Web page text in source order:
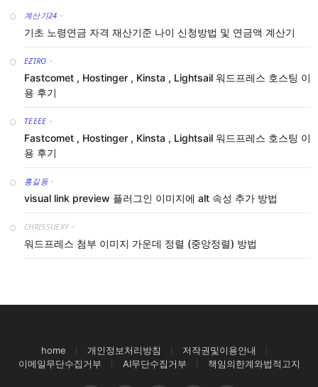
계산기24 -
기초 노령연금 자격 재산기준 나이 신청방법 및 연금액 계산기
EZIRO -
Fastcomet , Hostinger , Kinsta , Lightsail 워드프레스 호스팅 이
용 후기
TEEEE -
Fastcomet , Hostinger , Kinsta , Lightsail 워드프레스 호스팅 이
용 후기
홍길동 -
visual link preview 플러그인 이미지에 alt 속성 추가 방법
CHRISSUEXY -
워드프레스 첨부 이미지 가운데 정렬 (중앙정렬) 방법
home 개인정보처리방침
저작권및이용안내
이메일무단수집거부
AI무단수집거부 책임의한계와법적고지